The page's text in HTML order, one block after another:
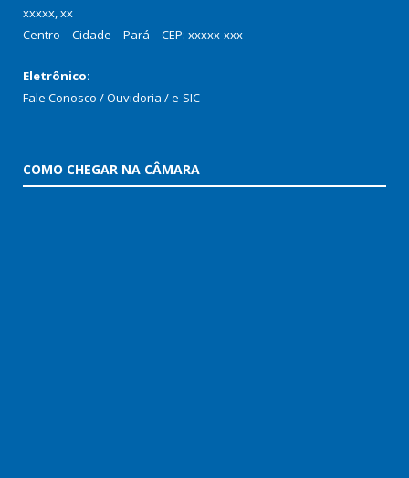
xxxxx, xx
Centro – Cidade – Pará – CEP: xxxxx-xxx
Eletrônico:
Fale Conosco / Ouvidoria / e-SIC
COMO CHEGAR NA CÂMARA